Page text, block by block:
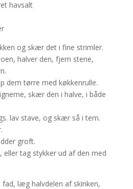
havsalt
og skær det i fine strimler.
halver den, fjern stene,
dem tørre med køkkenrulle.
skær den i halve, i både
lav stave, og skær så i tern.
groft.
tag stykker ud af den med
læg halvdelen af skinken,